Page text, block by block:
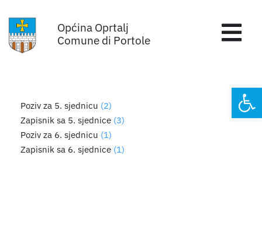
content
Općina Oprtalj
Comune di Portole
Općinska uprava
Sa sjednica vijeća
Poziv za 5. sjednicu (2)
Zapisnik sa 5. sjednice(3)
Poziv za 6. sjednicu (1)
Zapisnik sa 6. sjednice(1)